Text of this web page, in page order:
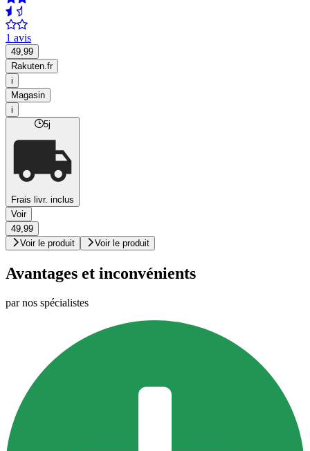
1 avis
49,99
Rakuten.fr
i
Magasin
i
5j
Frais livr. inclus
Voir
49,99
Voir le produit
Voir le produit
Avantages et inconvénients
par nos spécialistes